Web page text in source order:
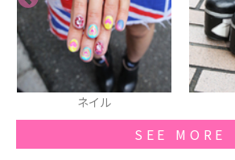
SEE MORE